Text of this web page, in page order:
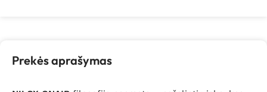
Prekės aprašymas